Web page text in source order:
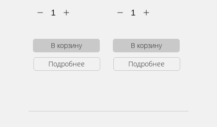
1
В корзину
Подробнее
1
В корзину
Подробнее